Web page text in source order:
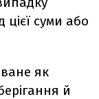
суми або
як
й